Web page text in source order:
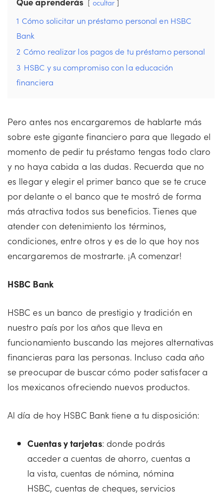
ocultar
1 Cómo solicitar un préstamo personal en HSBC
Bank
2 Cómo realizar los pagos de tu préstamo personal
3 HSBC y su compromiso con la educación
financiera
Pero antes nos encargaremos de hablarte más
sobre este gigante financiero para que llegado el
momento de pedir tu préstamo tengas todo claro
y no haya cabida a las dudas. Recuerda que no
es llegar y elegir el primer banco que se te cruce
por delante o el banco que te mostró de forma
más atractiva todos sus beneficios. Tienes que
atender con detenimiento los términos,
condiciones, entre otros y es de lo que hoy nos
encargaremos de mostrarte. ¡A comenzar!
HSBC Bank
HSBC es un banco de prestigio y tradición en
nuestro país por los años que lleva en
funcionamiento buscando las mejores alternativas
financieras para las personas. Incluso cada año
se preocupar de buscar cómo poder satisfacer a
los mexicanos ofreciendo nuevos productos.
Al día de hoy HSBC Bank tiene a tu disposición:
Cuentas y tarjetas: donde podrás
acceder a cuentas de ahorro, cuentas a
la vista, cuentas de nómina, nómina
HSBC, cuentas de cheques, servicios